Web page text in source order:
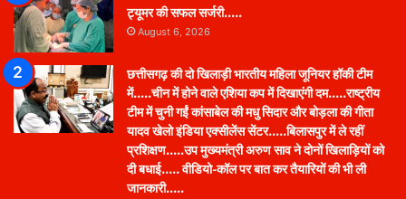
ट्यूमर की सफल सर्जरी…..
August 6, 2026
छत्तीसगढ़ की दो खिलाड़ी भारतीय महिला जूनियर हॉकी टीम
में…..चीन में होने वाले एशिया कप में दिखाएंगी दम…..राष्ट्रीय
टीम में चुनी गईं कांसाबेल की मधु सिदार और बोड़ला की गीता
यादव खेलो इंडिया एक्सीलेंस सेंटर…..बिलासपुर में ले रहीं
प्रशिक्षण…..उप मुख्यमंत्री अरुण साव ने दोनों खिलाड़ियों को
दी बधाई….. वीडियो-कॉल पर बात कर तैयारियों की भी ली
जानकारी…..